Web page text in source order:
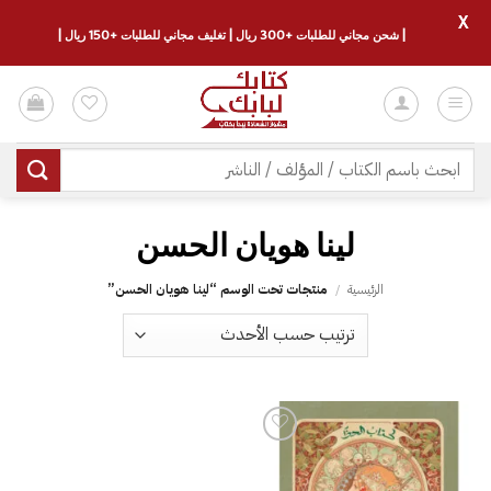
للمحتوى
البحث
عن:
لينا هويان الحسن
الرئيسية / منتجات تحت الوسم “لينا هويان الحسن”
| شحن مجاني للطلبات +300 ريال | تغليف مجاني للطلبات +150 ريال |
X